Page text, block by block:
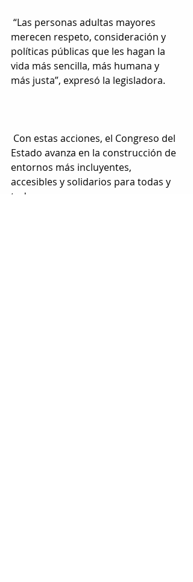
merecen respeto, consideración y
políticas públicas que les hagan la
vida más sencilla, más humana y
más justa”, expresó la legisladora.
Estado avanza en la construcción de
entornos más incluyentes,
accesibles y solidarios para todas y
todos.